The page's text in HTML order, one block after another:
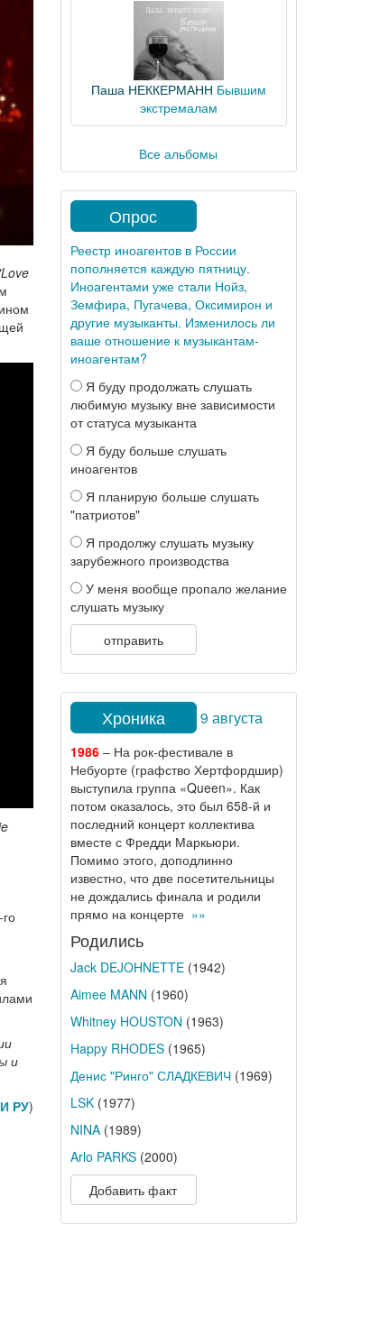
и
РУ)
Паша НЕККЕРМАНН Бывшим
экстремалам
Все альбомы
Опрос
Реестр иноагентов в России
пополняется каждую пятницу.
Иноагентами уже стали Нойз,
Земфира, Пугачева, Оксимирон и
другие музыканты. Изменилось ли
ваше отношение к музыкантам-
иноагентам?
Я буду продолжать слушать
любимую музыку вне зависимости
от статуса музыканта
Я буду больше слушать
иноагентов
Я планирую больше слушать
"патриотов"
Я продолжу слушать музыку
зарубежного производства
У меня вообще пропало желание
слушать музыку
отправить
Хроника 9 августа
1986– На рок-фестивале в
Небуорте (графство Хертфордшир)
выступила группа «Queen». Как
потом оказалось, это был 658-й и
последний концерт коллектива
вместе с Фредди Маркьюри.
Помимо этого, доподлинно
известно, что две посетительницы
не дождались финала и родили
прямо на концерте »»
Родились
Jack DEJOHNETTE(1942)
Aimee MANN (1960)
Whitney HOUSTON (1963)
Happy RHODES(1965)
Денис "Ринго" СЛАДКЕВИЧ(1969)
LSK(1977)
NINA(1989)
Arlo PARKS(2000)
Добавить факт